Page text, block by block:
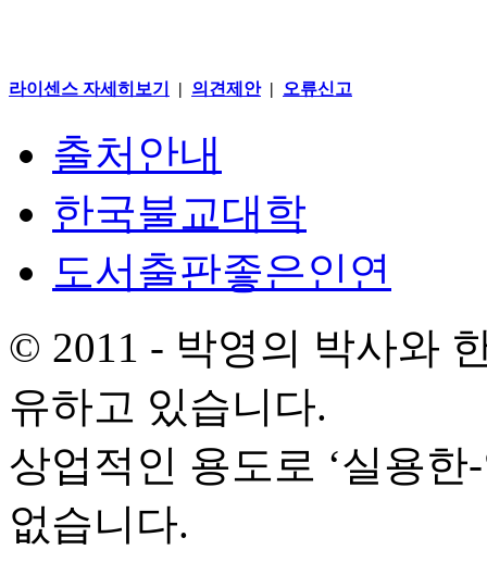
라이센스 자세히보기 | 의견제안| 오류신고
출처안내
한국불교대학
도서출판좋은인연
© 2011 - 박영의 박사와
유하고 있습니다.
상업적인 용도로 ‘실용
없습니다.